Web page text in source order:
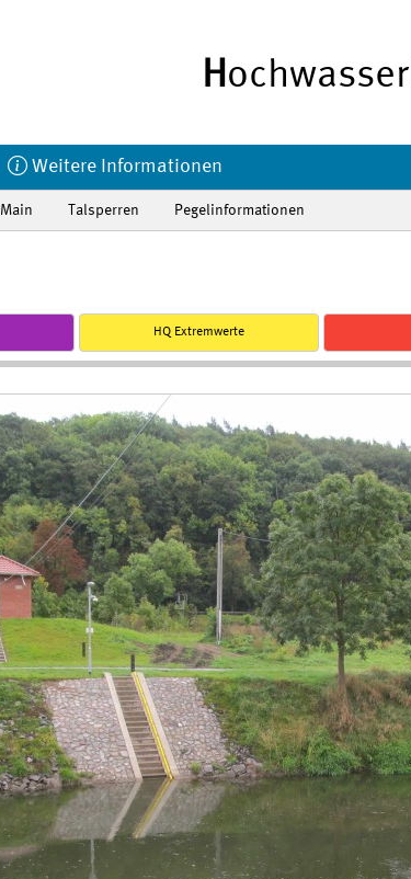
Hochwasser
Weitere Informationen
Main Talsperren Pegelinformationen
HQ Extremwerte